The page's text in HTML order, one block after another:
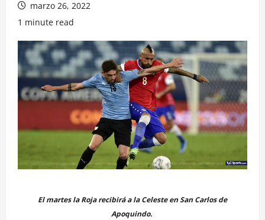
marzo 26, 2022
1 minute read
El martes la Roja recibirá a la Celeste en San Carlos de
Apoquindo.